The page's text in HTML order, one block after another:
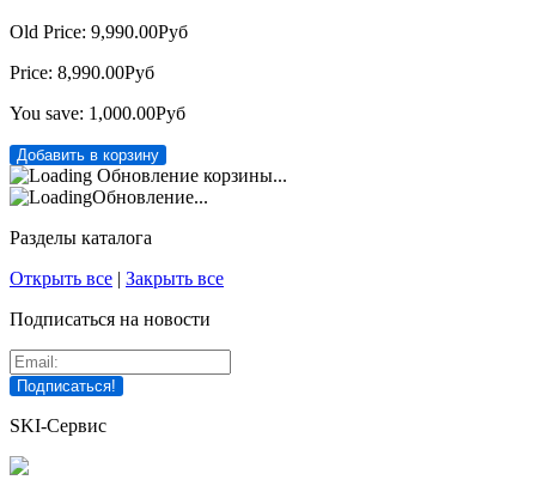
Old Price: 9,990.00Руб
Price: 8,990.00Руб
You save: 1,000.00Руб
Обновление корзины...
Обновление...
Разделы каталога
Открыть все | Закрыть все
Подписаться на новости
SKI-Сервис